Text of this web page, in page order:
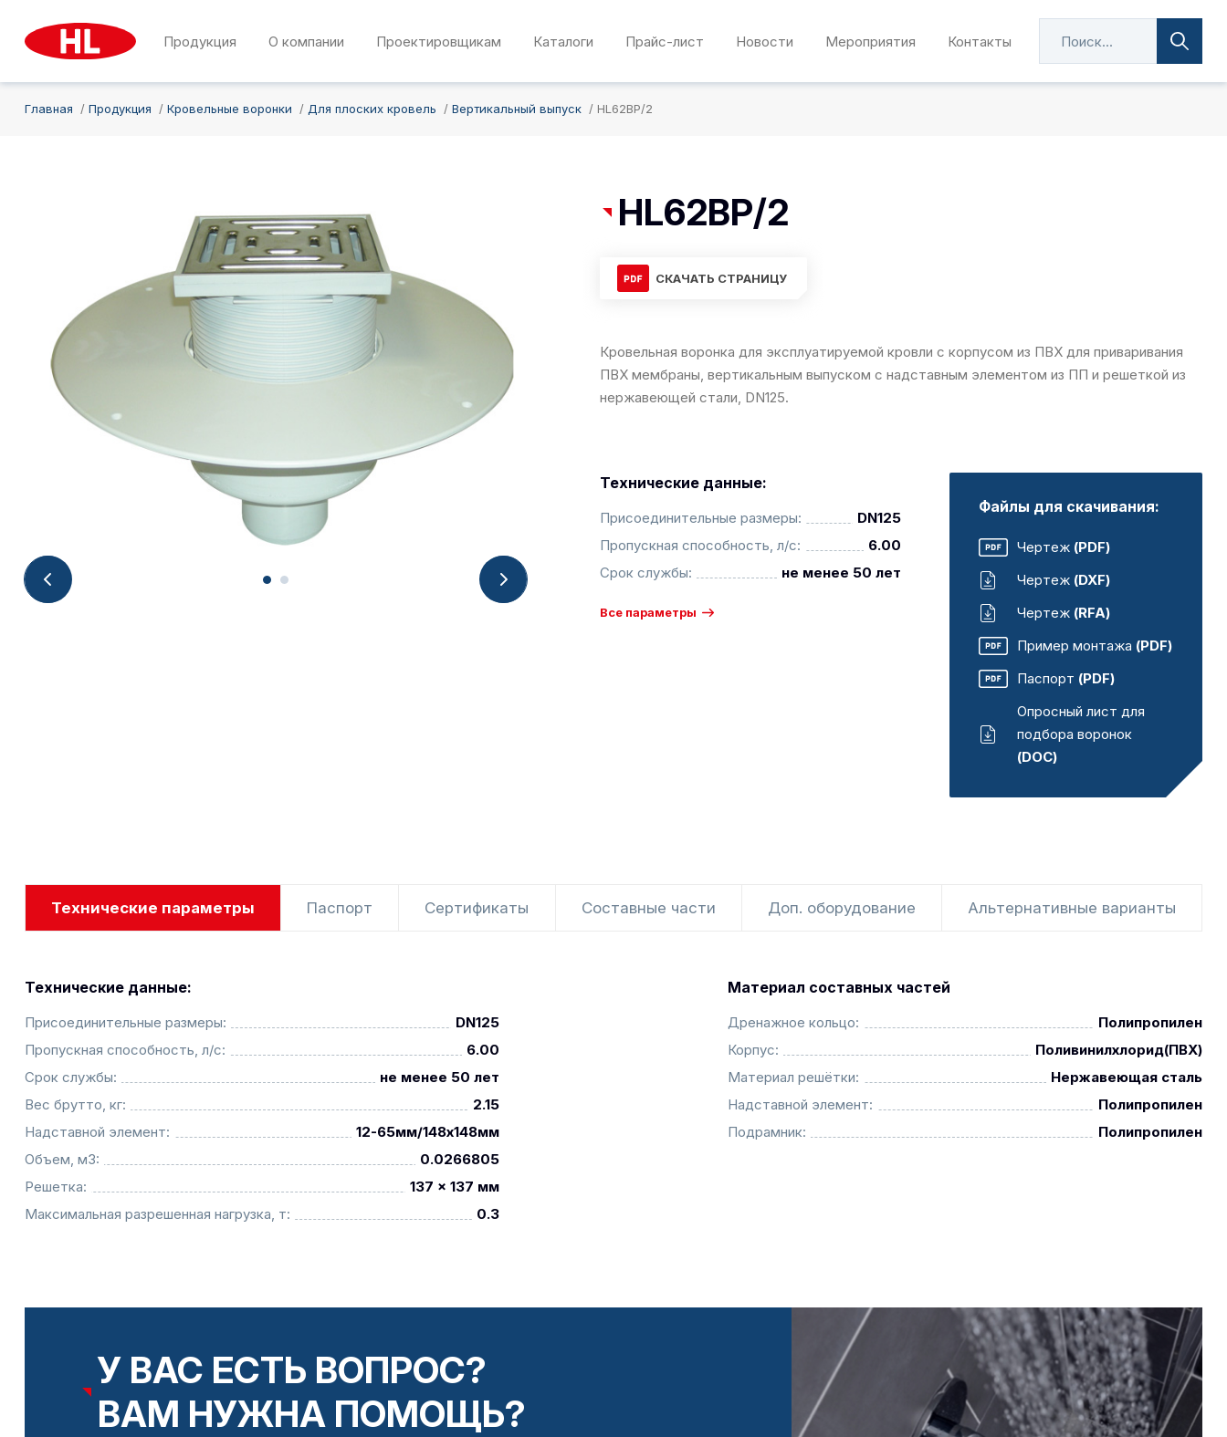
Продукция О компании Проектировщикам Каталоги Прайс-лист Новости Мероприятия Контакты
Главная Продукция Кровельные воронки Для плоских кровель Вертикальный выпуск HL62BP/2
HL62BP/2
СКАЧАТЬ СТРАНИЦУ
Кровельная воронка для эксплуатируемой кровли с корпусом из ПВХ для приваривания
ПВХ мембраны, вертикальным выпуском с надставным элементом из ПП и решеткой из
нержавеющей стали, DN125.
Технические данные:
Присоединительные размеры:
DN125
Пропускная способность, л/с:
6.00
Срок службы:
не менее 50 лет
Все параметры
Файлы для скачивания:
Чертеж (PDF)
Чертеж (DXF)
Чертеж (RFA)
Пример монтажа (PDF)
Паспорт (PDF)
Опросный лист для
подбора воронок
(DOC)
Технические параметры Паспорт Сертификаты Составные части Доп. оборудование Альтернативные варианты
Технические данные:
Присоединительные размеры:
DN125
Пропускная способность, л/с:
6.00
Срок службы:
не менее 50 лет
Вес брутто, кг:
2.15
Надставной элемент:
12-65мм/148x148мм
Объем, м3:
0.0266805
Решетка:
137 x 137 мм
Максимальная разрешенная нагрузка, т:
0.3
Материал составных частей
Дренажное кольцо:
Полипропилен
Корпус:
Поливинилхлорид(ПВХ)
Материал решётки:
Нержавеющая сталь
Надставной элемент:
Полипропилен
Подрамник:
Полипропилен
У ВАС ЕСТЬ ВОПРОС?
ВАМ НУЖНА ПОМОЩЬ?